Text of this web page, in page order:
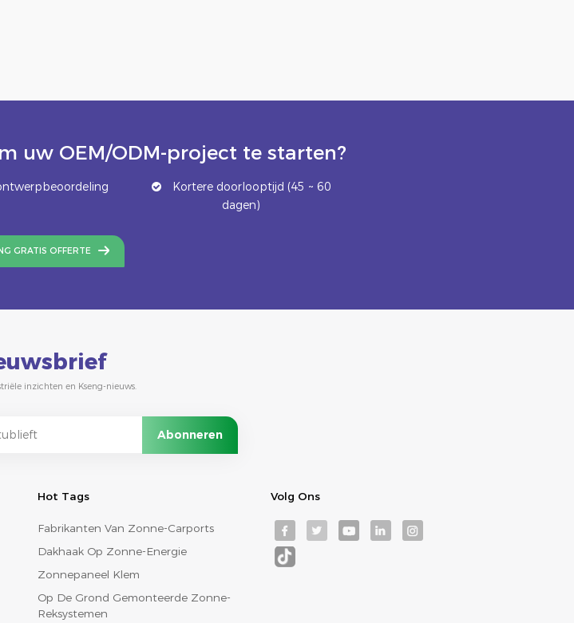
uw OEM/ODM-project te starten?
Kortere doorlooptijd (45 ~ 60
dagen)
GRATIS OFFERTE
inzichten en Kseng-nieuws.
Hot Tags
Fabrikanten Van Zonne-Carports
Dakhaak Op Zonne-Energie
Zonnepaneel Klem
Op De Grond Gemonteerde Zonne-
Reksystemen
Volg Ons